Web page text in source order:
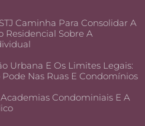
Caminha Para Consolidar A
Residencial Sobre A
Urbana E Os Limites Legais:
Nas Ruas E Condomínios
Condominiais E A